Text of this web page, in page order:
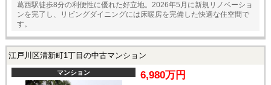
葛西駅徒歩8分の利便性に優れた好立地。2026年5月に新規リノベーショ
ンを完了し、リビングダイニングには床暖房を完備した快適な住空間で
す。
江戸川区清新町1丁目の中古マンション
マンション 6,980万円